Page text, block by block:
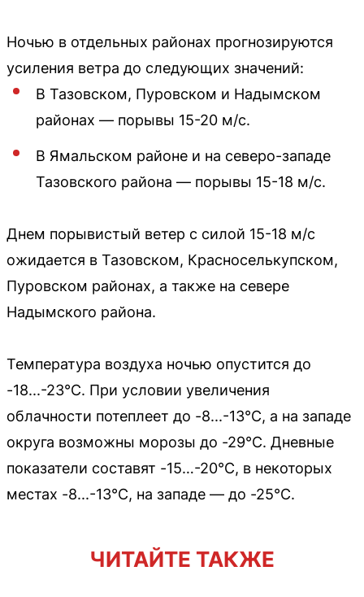
Ночью в отдельных районах прогнозируются
усиления ветра до следующих значений:
В Тазовском, Пуровском и Надымском
районах — порывы 15-20 м/с.
В Ямальском районе и на северо-западе
Тазовского района — порывы 15-18 м/с.
Днем порывистый ветер с силой 15-18 м/с
ожидается в Тазовском, Красноселькупском,
Пуровском районах, а также на севере
Надымского района.
Температура воздуха ночью опустится до
-18...-23°C. При условии увеличения
облачности потеплеет до -8...-13°C, а на западе
округа возможны морозы до -29°C. Дневные
показатели составят -15…-20°C, в некоторых
местах -8...-13°C, на западе — до -25°C.
ЧИТАЙТЕ ТАКЖЕ